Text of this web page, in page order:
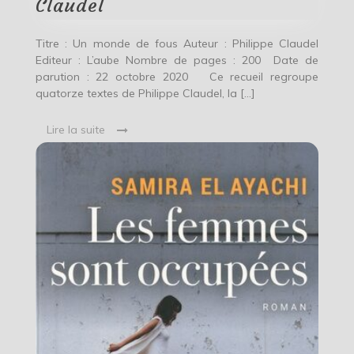
Claudel
Titre : Un monde de fous Auteur : Philippe Claudel
Editeur : L’aube Nombre de pages : 200 Date de
parution : 22 octobre 2020 Ce recueil regroupe
quatorze textes de Philippe Claudel, la […]
Lire la suite